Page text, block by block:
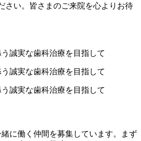
さい。皆さまのご来院を心よりお待
に働く仲間を募集しています。まず